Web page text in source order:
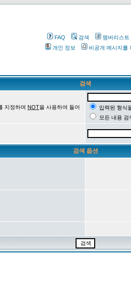
FAQ 검색 멤버리스트
개인 정보
비공개 메시지를
검색
지정하며 NOT을 사용하여 들어
입력된 형식
모든 내용 검
검색 옵션